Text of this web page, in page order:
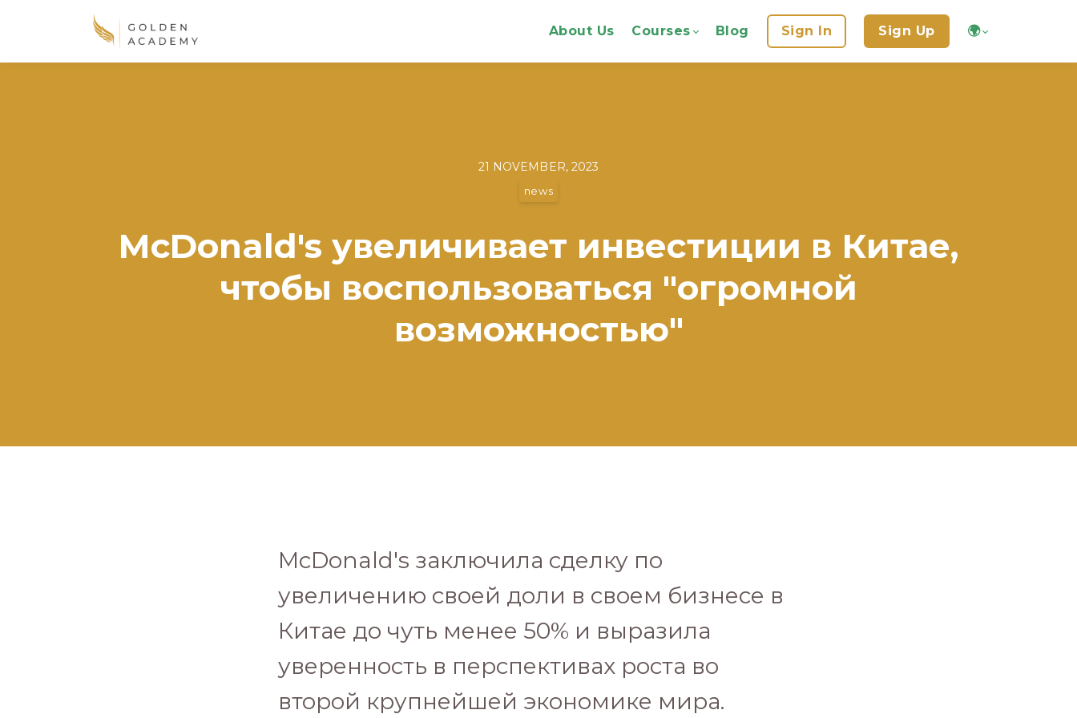
About Us Courses Blog Sign In Sign Up 🌍
21 NOVEMBER, 2023
news
McDonald's увеличивает инвестиции в Китае,
чтобы воспользоваться "огромной
возможностью"
McDonald's заключила сделку по
увеличению своей доли в своем бизнесе в
Китае до чуть менее 50% и выразила
уверенность в перспективах роста во
второй крупнейшей экономике мира.